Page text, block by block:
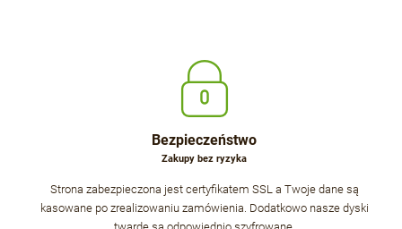
Bezpieczeństwo
Zakupy bez ryzyka
Strona zabezpieczona jest certyfikatem SSL a Twoje dane są
kasowane po zrealizowaniu zamówienia. Dodatkowo nasze dyski